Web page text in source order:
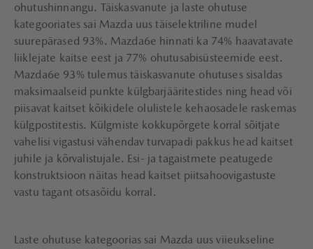
ohutushinnangu. Täiskasvanute ja laste ohutuse
kategooriates sai Mazda uus täiselektriline mudel
suurepärased 93%. Mazda6e hinnati ka 74% haavatavate
liiklejate kaitse eest ja 77% ohutusabisüsteemide eest.
Mazda6e 93% tulemus täiskasvanute ohutuses sisaldas
maksimaalseid punkte külgbarjääritestides ning head või
piisavat kaitset kõikidele olulistele kehaosadele raskemas
külgpostitestis. Külgmiste kokkupõrgete korral sõitjate
vahelisi vigastusi vähendav turvapadi pakkus head kaitset
juhile ja kõrvalistujale. Esi- ja tagaistmete peatugede
konstruktsioon näitas head kaitset piitsahoovigastuste
vastu tagant otsasõidu korral.
Laste ohutuse kategoorias sai Mazda uus viieukseline